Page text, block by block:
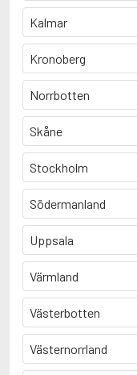
Kalmar
Kronoberg
Norrbotten
Skåne
Stockholm
Södermanland
Uppsala
Värmland
Västerbotten
Västernorrland